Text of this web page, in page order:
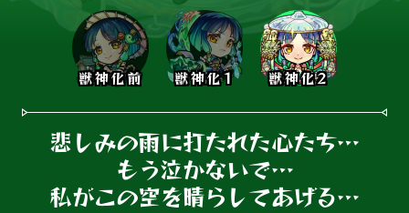
獣神化前 獣神化1 獣神化2
悲しみの雨に打たれた心たち…
もう泣かないで…
私がこの空を晴らしてあげる…